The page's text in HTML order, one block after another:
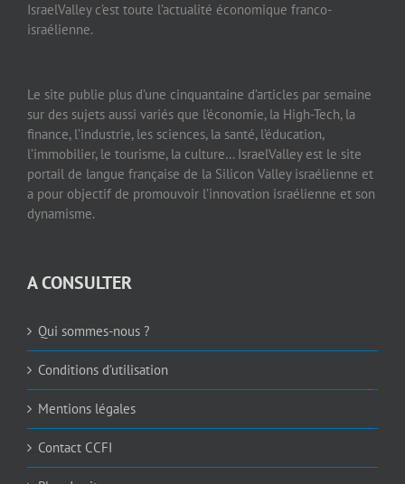
IsraelValley c’est toute l’actualité économique franco-
israélienne.
Le site publie plus d’une cinquantaine d’articles par semaine
sur des sujets aussi variés que l’économie, la High-Tech, la
finance, l’industrie, les sciences, la santé, l’éducation,
l’immobilier, le tourisme, la culture… IsraelValley est le site
portail de langue française de la Silicon Valley israélienne et
a pour objectif de promouvoir l’innovation israélienne et son
dynamisme.
A CONSULTER
Qui sommes-nous ?
Conditions d’utilisation
Mentions légales
Contact CCFI